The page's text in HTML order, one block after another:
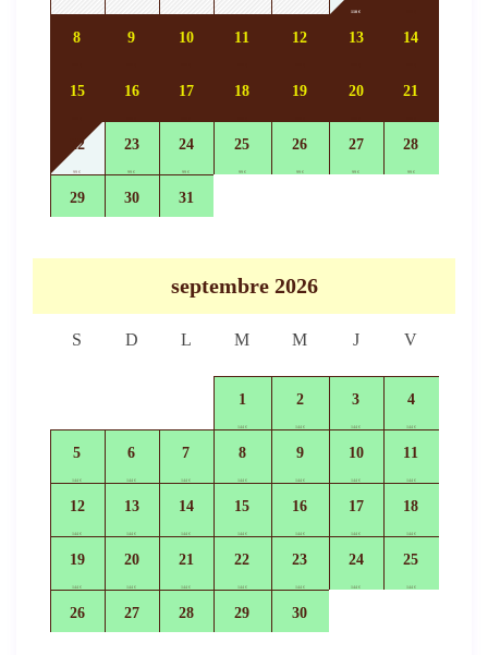
110 €
8 9 10 11 12 13 14
15 16 17 18 19 20 21
22
99 €
23
99 €
24
99 €
25
99 €
26
99 €
27
99 €
28
99 €
29 30 31
septembre 2026
S D L M M J V
1
144 €
2
144 €
3
144 €
4
144 €
5
144 €
6
144 €
7
144 €
8
144 €
9
144 €
10
144 €
11
144 €
12
144 €
13
144 €
14
144 €
15
144 €
16
144 €
17
144 €
18
144 €
19
144 €
20
144 €
21
144 €
22
144 €
23
144 €
24
144 €
25
144 €
26 27 28 29 30